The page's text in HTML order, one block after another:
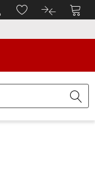
kundekontoen
Til huskesedlen.
Til Til
certificeret -